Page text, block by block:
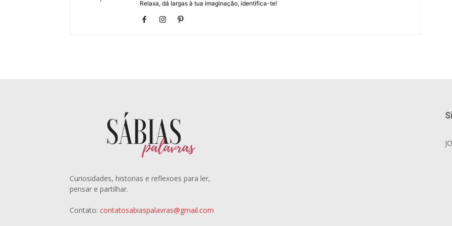
Relaxa, dá largas à tua imaginação, identifica-te!
Curiosidades, historias e reflexoes para ler,
pensar e partilhar.
Contato: contatosabiaspalavras@gmail.com